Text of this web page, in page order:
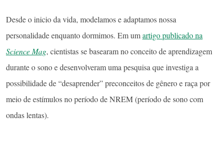
Desde o inicio da vida, modelamos e adaptamos nossa
personalidade enquanto dormimos. Em umartigo publicado na
Science Mag, cientistas se basearam no conceito de aprendizagem
durante o sono e desenvolveram uma pesquisa que investiga a
possibilidade de “desaprender” preconceitos de gênero e raça por
meio de estímulos no período de NREM (período de sono com
ondas lentas).